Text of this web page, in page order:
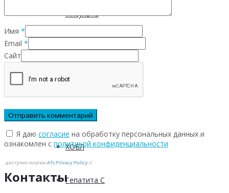
Инсульта
Инфаркта
Сахарного диабета
Рака
ХОБЛ
Гепатита С
Имя *
Email *
Сайт
Я даю согласие на обработку персональных данных и
ознакомлен с политикой конфиденциальности
доступен плагинATs Privacy Policy©
Контакты